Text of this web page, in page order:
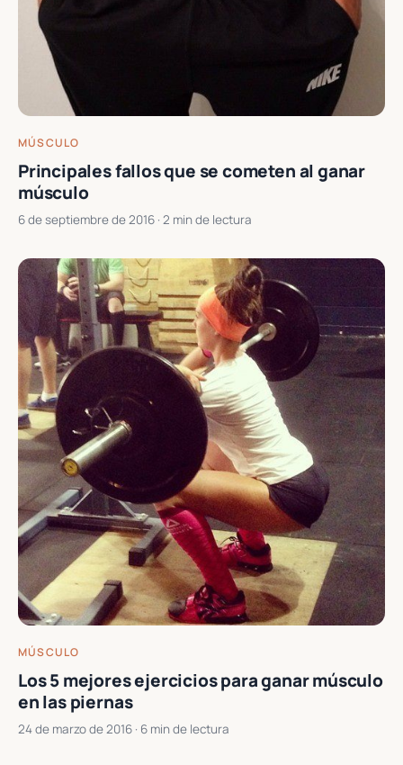
MÚSCULO
Principales fallos que se cometen al ganar
músculo
6 de septiembre de 2016 · 2 min de lectura
MÚSCULO
Los 5 mejores ejercicios para ganar músculo
en las piernas
24 de marzo de 2016 · 6 min de lectura